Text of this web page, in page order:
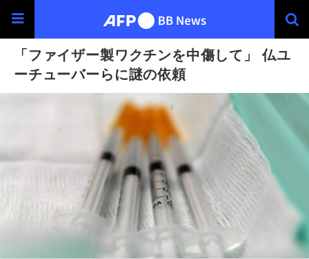
「ファイザー製ワクチンを中傷して」 仏ユ
ーチューバーらに謎の依頼